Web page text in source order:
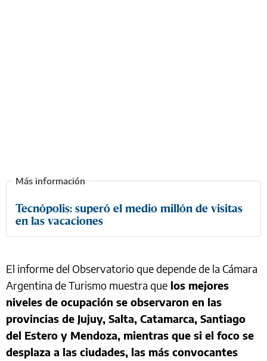
Tecnópolis: superó el medio millón de visitas
en las vacaciones
El informe del Observatorio que depende de la Cámara
Argentina de Turismo muestra que los mejores
niveles de ocupación se observaron en las
provincias de Jujuy, Salta, Catamarca, Santiago
del Estero y Mendoza, mientras que si el foco se
desplaza a las ciudades, las más convocantes